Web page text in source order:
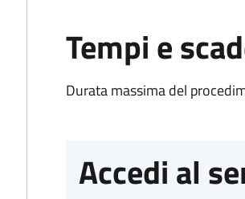
Tempi e
Durata massima del
Accedi al